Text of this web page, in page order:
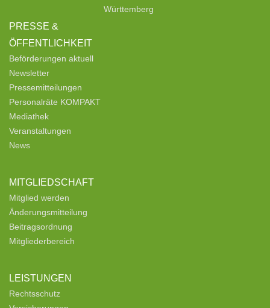
PRESSE &
ÖFFENTLICHKEIT
Beförderungen aktuell
Newsletter
Pressemitteilungen
Personalräte KOMPAKT
Mediathek
Veranstaltungen
News
MITGLIEDSCHAFT
Mitglied werden
Änderungsmitteilung
Beitragsordnung
Mitgliederbereich
LEISTUNGEN
Rechtsschutz
Württemberg